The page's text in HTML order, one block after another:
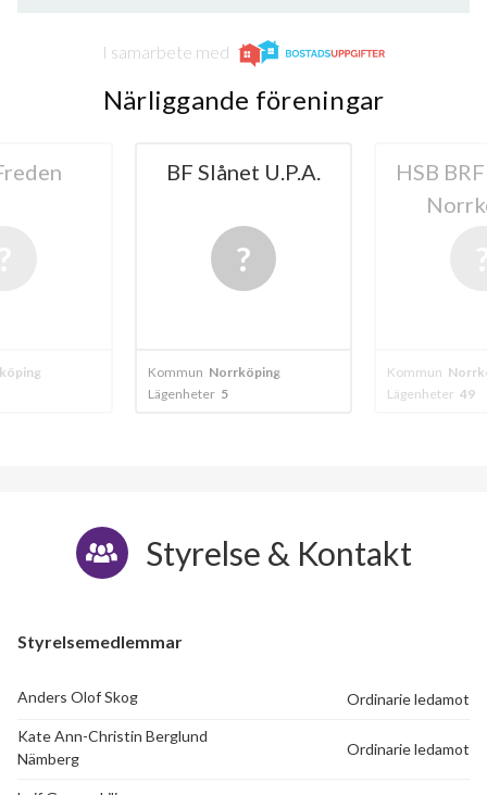
I samarbete med
Närliggande föreningar
BF Slånet U.P.A.
Kommun Norrköping
Lägenheter 5
HSB
Kommun
Lägenheter 49
Styrelse & Kontakt
Styrelsemedlemmar
Anders Olof Skog
Ordinarie ledamot
Kate Ann-Christin Berglund
Nämberg
Ordinarie ledamot